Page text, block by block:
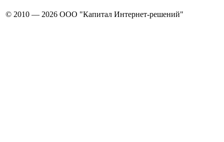
© 2010 — 2026 ООО "Капитал Интернет-решений"